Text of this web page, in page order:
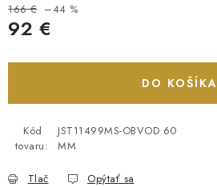
166 € –44 %
92 €
DO KOŠÍKA
Kód
tovaru:
JST11499MS-OBVOD 60
MM
Tlač Opýtať sa